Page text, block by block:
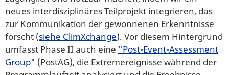
neues interdisziplinäres Teilprojekt integrieren, das
zur Kommunikation der gewonnenen Erkenntnisse
forscht (siehe ClimXchange). Vor diesem Hintergrund
umfasst Phase II auch eine "Post-Event-Assessment
Group" (PostAG), die Extremereignisse während der